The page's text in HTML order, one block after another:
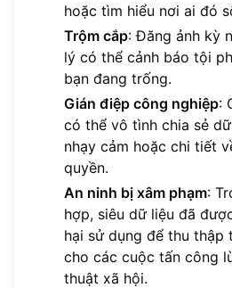
hoặc tìm hiểu nơi ai đó
Trộm cắp: Đăng ảnh kỳ
lý có thể cảnh báo tội
bạn đang trống.
Gián điệp công nghiệp:
có thể vô tình chia sẻ
nhạy cảm hoặc chi tiết
quyền.
An ninh bị xâm phạm:
hợp, siêu dữ liệu đã
hại sử dụng để thu thập
cho các cuộc tấn công
thuật xã hội.